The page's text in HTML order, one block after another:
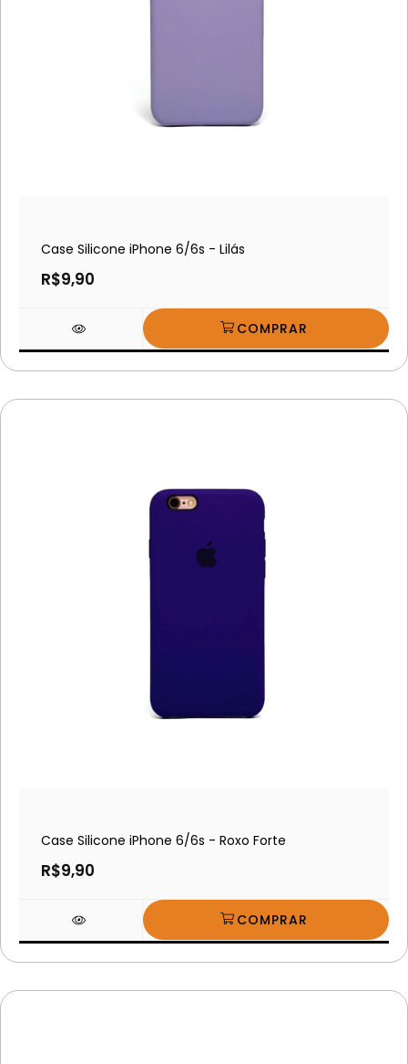
Case Silicone iPhone 6/6s - Lilás
R$9,90
Case Silicone iPhone 6/6s - Roxo Forte
R$9,90